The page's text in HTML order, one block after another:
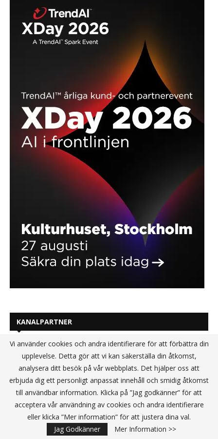
KANALPARTNER
Vi använder cookies och andra identifierare för att förbättra din
upplevelse. Detta gör att vi kan säkerställa din åtkomst,
analysera ditt besök på vår webbplats. Det hjälper oss att
erbjuda dig ett personligt anpassat innehåll och smidig åtkomst
till användbar information. Klicka på ”Jag godkänner” för att
acceptera vår användning av cookies och andra identifierare
eller klicka ”Mer information” för att justera dina val.
Jag Godkänner
Mer Information >>